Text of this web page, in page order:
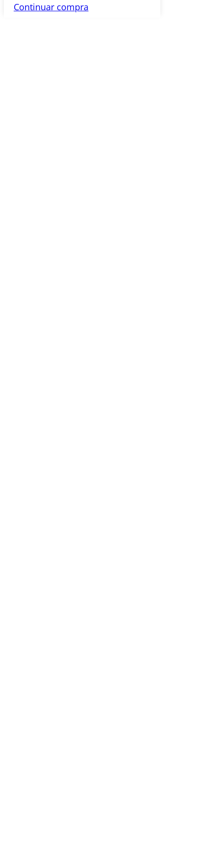
Continuar compra